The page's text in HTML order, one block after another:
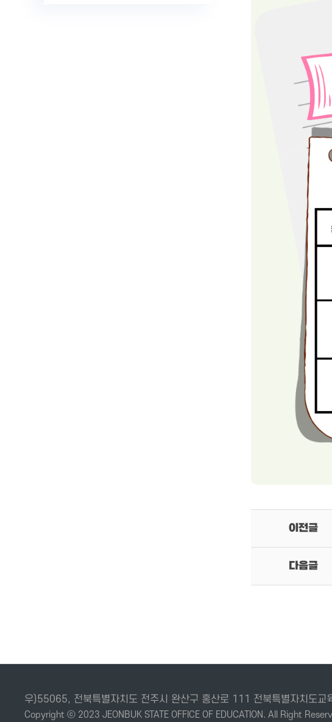
이전글
다음글
우)55065, 전북특별자치도 전주시 완산구 홍산로 111 전북특별자치도교
Copyright ⓒ 2023 JEONBUK STATE OFFICE OF EDUCATION. All Right